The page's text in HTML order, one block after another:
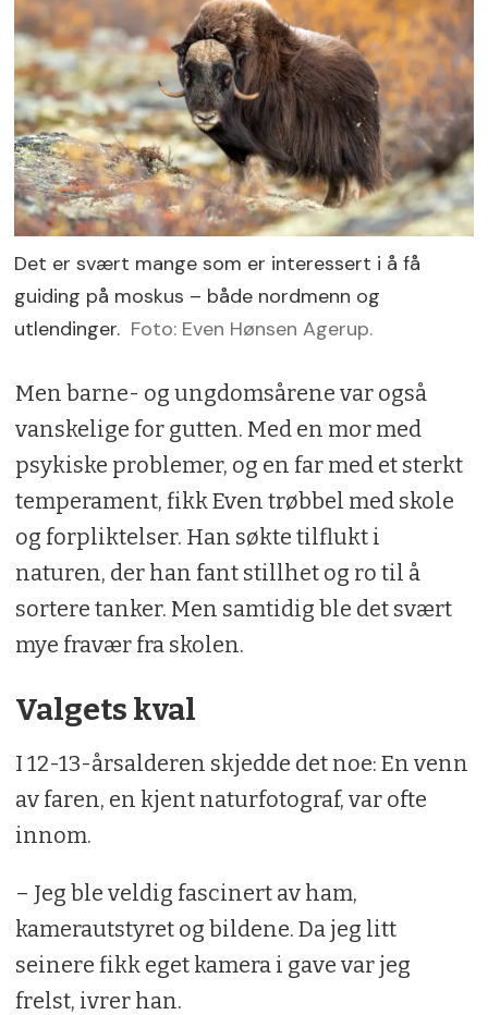
Det er svært mange som er interessert i å få
guiding på moskus – både nordmenn og
utlendinger. Foto: Even Hønsen Agerup.
Men barne- og ungdomsårene var også
vanskelige for gutten. Med en mor med
psykiske problemer, og en far med et sterkt
temperament, fikk Even trøbbel med skole
og forpliktelser. Han søkte tilflukt i
naturen, der han fant stillhet og ro til å
sortere tanker. Men samtidig ble det svært
mye fravær fra skolen.
Valgets kval
I 12-13-årsalderen skjedde det noe: En venn
av faren, en kjent naturfotograf, var ofte
innom.
– Jeg ble veldig fascinert av ham,
kamerautstyret og bildene. Da jeg litt
seinere fikk eget kamera i gave var jeg
frelst, ivrer han.